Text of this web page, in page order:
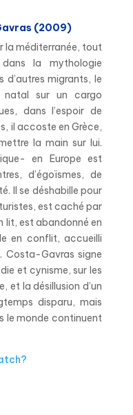
(2009)
la méditerranée, tout
la mythologie
d’autres migrants, le
sur un cargo
dans l’espoir de
il accoste en Grèce,
la main sur lui.
en Europe est
d’égoïsmes, de
Il se déshabille pour
est caché par
lit, est abandonné en
en conflit, accueilli
Costa-Gavras signe
et cynisme, sur les
et la désillusion d’un
disparu, mais
le monde continuent